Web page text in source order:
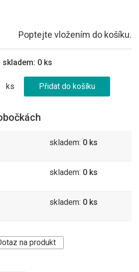
Poptejte vložením do košíku.
skladem: 0 ks
ks
skladem: 0 ks
skladem: 0 ks
skladem: 0 ks
na produkt